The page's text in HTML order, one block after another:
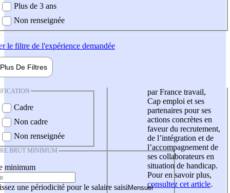
Plus de 3 ans
Non renseignée
le filtre de l'expérience demandée
Plus De Filtres
Cadre
Non cadre
Non renseignée
BRUT MINIMUM
minimum
une périodicité pour le salaire saisi
par France travail,
Cap emploi et ses
partenaires pour ses
actions concrètes en
faveur du recrutement,
de l’intégration et de
l’accompagnement de
ses collaborateurs en
situation de handicap.
Pour en savoir plus,
consultez cet article.